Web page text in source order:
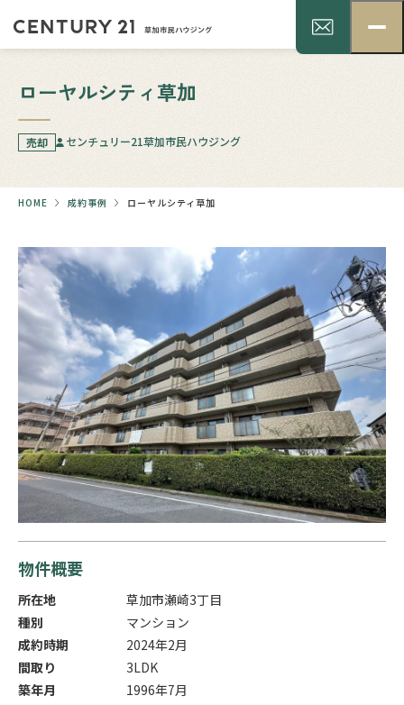
ローヤルシティ草加
売却 センチュリー21草加市民ハウジング
HOME 成約事例 ローヤルシティ草加
物件概要
所在地
草加市瀬崎3丁目
種別
マンション
成約時期
2024年2月
間取り
3LDK
築年月
1996年7月